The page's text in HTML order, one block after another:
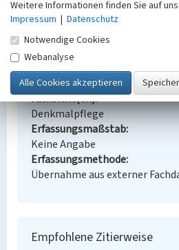
Schlagwörter
Brikettfabrik
Ort
Burghammer
Alternativer Ortsname
Bórkhamor
Fachsicht(en)
Denkmalpflege
Erfassungsmaßstab
Keine Angabe
Erfassungsmethode
Übernahme aus externer
Empfohlene Zitierweise
Weitere Informationen finden Sie auf
Impressum | Datenschutz
Notwendige Cookies
Webanalyse